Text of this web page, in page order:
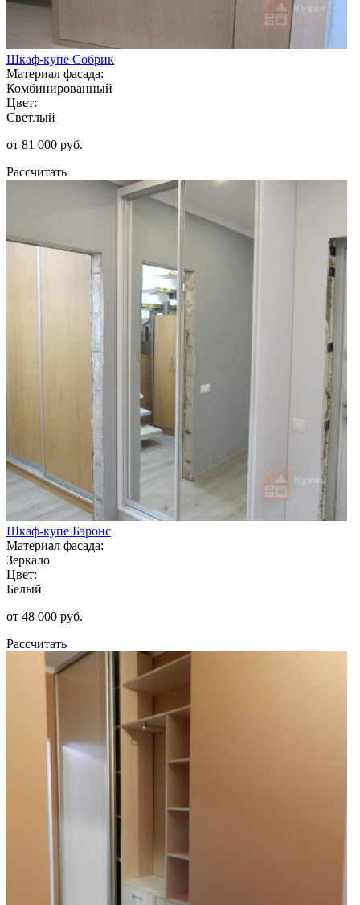
Шкаф-купе Собрик
Материал фасада:
Комбинированный
Цвет:
Светлый
от 81 000 руб.
Рассчитать
Шкаф-купе Бэронс
Материал фасада:
Зеркало
Цвет:
Белый
от 48 000 руб.
Рассчитать